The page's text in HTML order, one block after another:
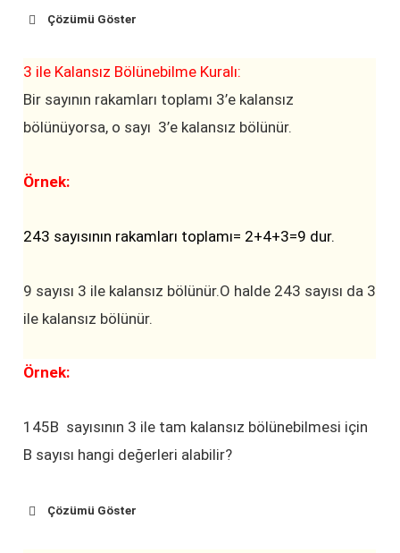
Çözümü Göster
3 ile Kalansız Bölünebilme Kuralı:
Bir sayının rakamları toplamı 3’e kalansız
bölünüyorsa, o sayı 3’e kalansız bölünür.
Örnek:
243 sayısının rakamları toplamı= 2+4+3=9 dur.
9 sayısı 3 ile kalansız bölünür.O halde 243 sayısı da 3
ile kalansız bölünür.
Örnek:
145B sayısının 3 ile tam kalansız bölünebilmesi için
B sayısı hangi değerleri alabilir?
Çözümü Göster